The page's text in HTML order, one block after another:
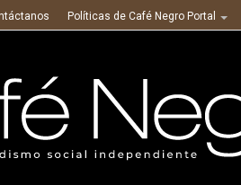
Políticas de Café Negro Portal